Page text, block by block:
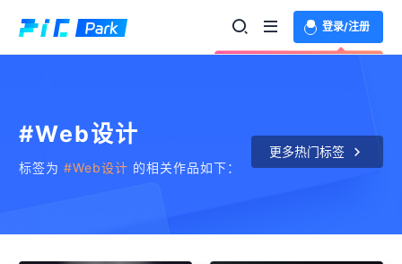
登录/注册
#Web设计
标签为#Web设计 的相关作品如下：
更多热门标签